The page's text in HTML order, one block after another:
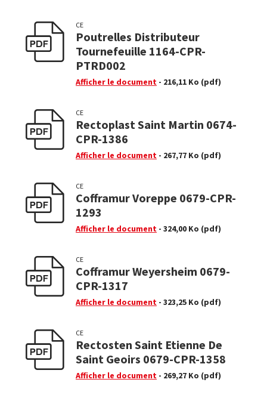
CE
Poutrelles Distributeur
Tournefeuille 1164-CPR-
PTRD002
Afficher le document - 216,11 Ko (pdf)
CE
Rectoplast Saint Martin 0674-
CPR-1386
Afficher le document - 267,77 Ko (pdf)
CE
Cofframur Voreppe 0679-CPR-
1293
Afficher le document - 324,00 Ko (pdf)
CE
Cofframur Weyersheim 0679-
CPR-1317
Afficher le document - 323,25 Ko (pdf)
CE
Rectosten Saint Etienne De
Saint Geoirs 0679-CPR-1358
Afficher le document - 269,27 Ko (pdf)